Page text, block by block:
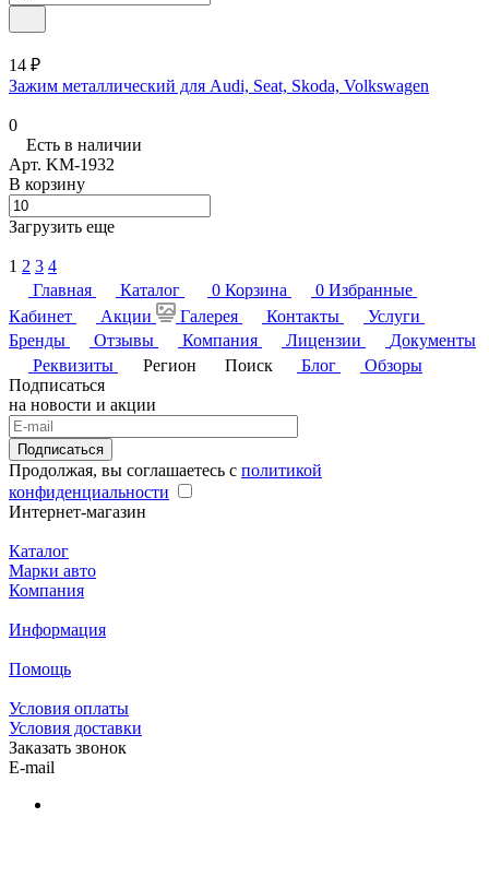
14 ₽
Зажим металлический для Audi, Seat, Skoda, Volkswagen
0
Есть в наличии
Арт. KM-1932
В корзину
Загрузить еще
1 2 3 4
Главная
Каталог 0 Корзина 0 Избранные
Кабинет
Акции Галерея Контакты
Услуги
Бренды
Отзывы Компания Лицензии
Документы
Реквизиты
Регион Поиск Блог
Обзоры
Подписаться
на новости и акции
Подписаться
Продолжая, вы соглашаетесь с политикой
конфиденциальности
Интернет-магазин
Каталог
Марки авто
Компания
Информация
Помощь
Условия оплаты
Условия доставки
Заказать звонок
E-mail